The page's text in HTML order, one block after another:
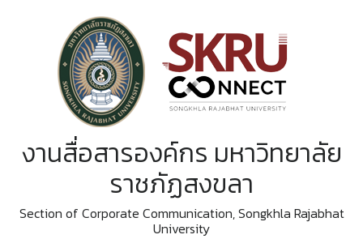
งานสื่อสารองค์กร มหาวิทยาลัย
ราชภัฏสงขลา
Section of Corporate Communication, Songkhla Rajabhat
University